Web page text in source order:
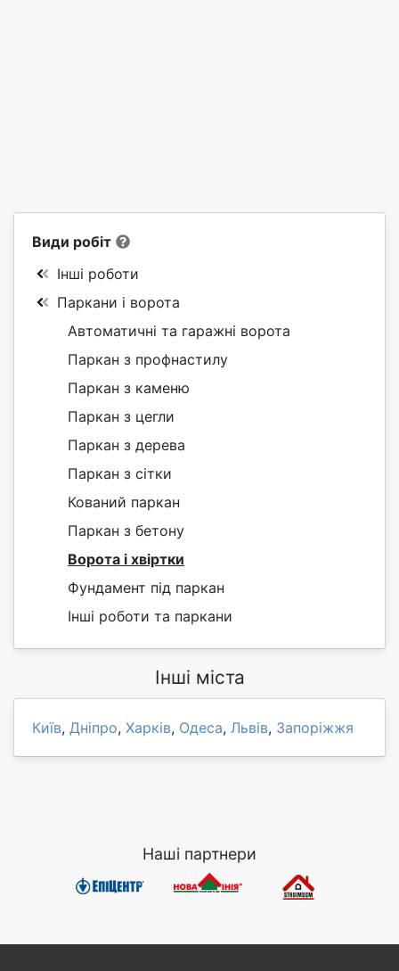
Види робіт
Інші роботи
Паркани і ворота
Автоматичні та гаражні ворота
Паркан з профнастилу
Паркан з каменю
Паркан з цегли
Паркан з дерева
Паркан з сітки
Кований паркан
Паркан з бетону
Ворота і хвіртки
Фундамент під паркан
Інші роботи та паркани
Інші міста
Київ, Дніпро, Харків, Одеса, Львів, Запоріжжя
Наші партнери